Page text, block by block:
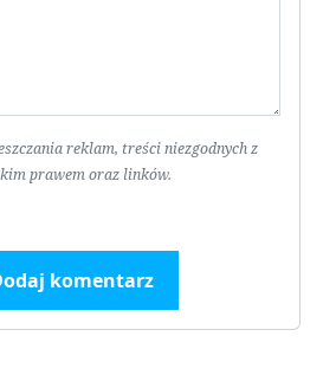
reklam, treści niezgodnych z
prawem oraz linków.
komentarz